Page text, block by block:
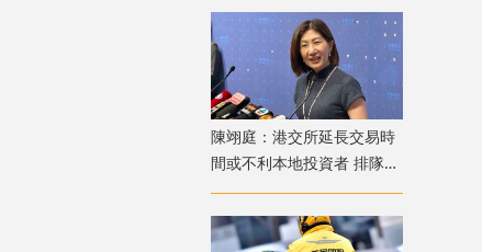
陳翊庭：港交所延長交易時
間或不利本地投資者 排隊上
市公司數量創新高